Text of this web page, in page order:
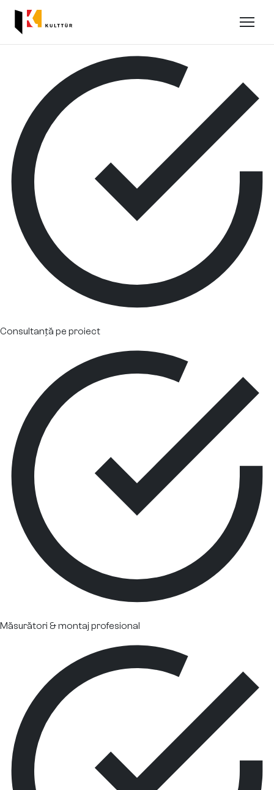
Consultanță pe proiect
Măsurători & montaj profesional